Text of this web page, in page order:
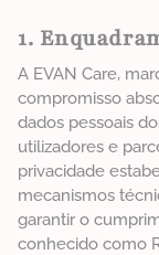
1.
A EVAN Care,
compromisso
dados pessoais
utilizadores e
privacidade
mecanismos
garantir o
conhecido como